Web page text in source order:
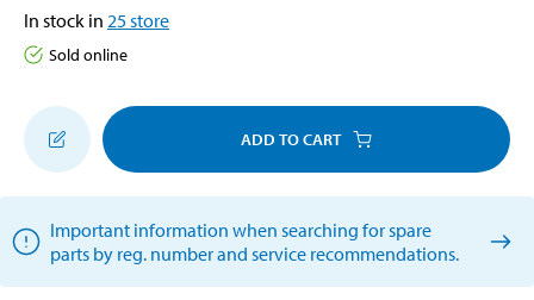
In stock in 25store
Sold online
ADD TO CART
Important information when searching for spare
parts by reg. number and service recommendations.